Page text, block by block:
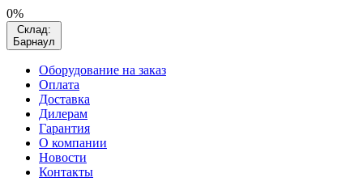
0%
Склад:
Барнаул
Оборудование на заказ
Оплата
Доставка
Дилерам
Гарантия
О компании
Новости
Контакты